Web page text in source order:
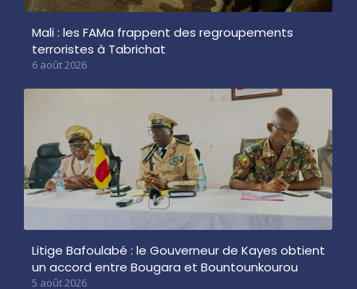
Mali : les FAMa frappent des regroupements
terroristes à Tabrichat
6 août 2026
Litige Bafoulabé : le Gouverneur de Kayes obtient
un accord entre Bougara et Bountounkourou
5 août 2026